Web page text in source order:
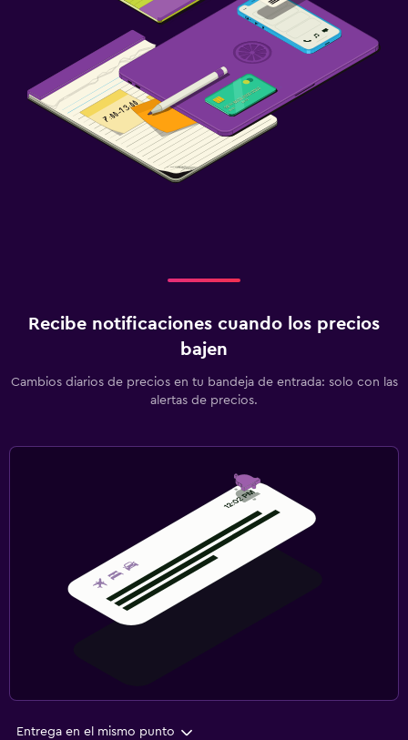
Recibe notificaciones cuando los precios
bajen
Cambios diarios de precios en tu bandeja de entrada: solo con las
alertas de precios.
Entrega en el mismo punto